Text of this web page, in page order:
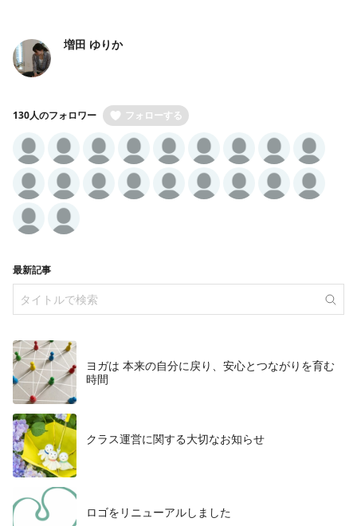
増田 ゆりか
130人のフォロワー フォローする
最新記事
ヨガは 本来の自分に戻り、安心とつながりを育む
時間
クラス運営に関する大切なお知らせ
ロゴをリニューアルしました